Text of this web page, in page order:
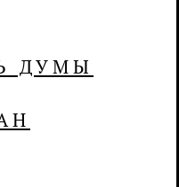
ДУМЫ